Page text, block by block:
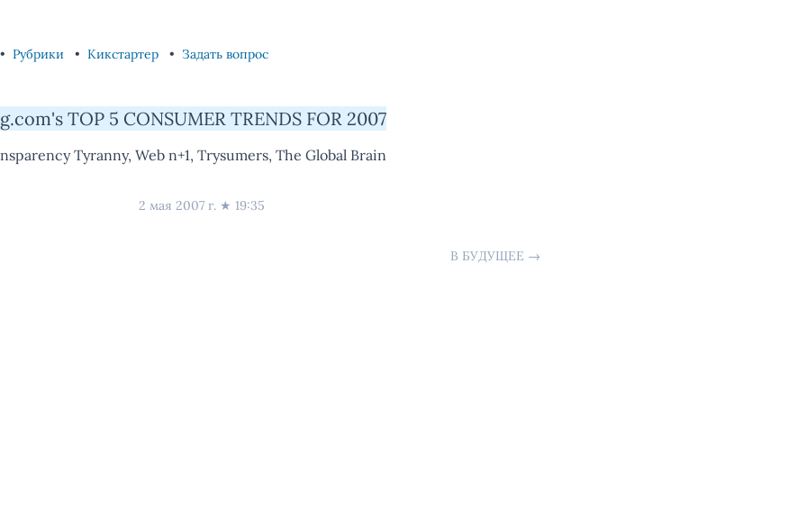
Рубрики Кикстартер Задать вопрос
TOP 5 CONSUMER TRENDS FOR 2007
Tyranny, Web n+1, Trysumers, The Global Brain
2 мая 2007 г. ★ 19:35
В БУДУЩЕЕ →